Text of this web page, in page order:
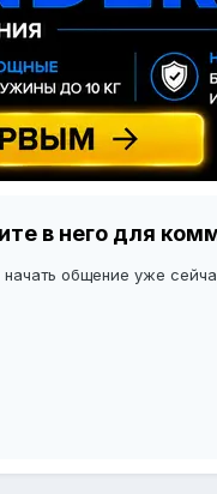
в него для
общение уже